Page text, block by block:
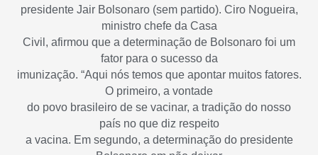
presidente Jair Bolsonaro (sem partido). Ciro Nogueira,
ministro chefe da Casa
Civil, afirmou que a determinação de Bolsonaro foi um
fator para o sucesso da
imunização. “Aqui nós temos que apontar muitos fatores.
O primeiro, a vontade
do povo brasileiro de se vacinar, a tradição do nosso
país no que diz respeito
a vacina. Em segundo, a determinação do presidente